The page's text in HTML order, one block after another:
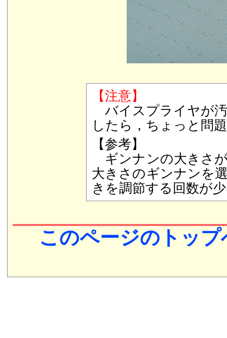
【注意】
バイスプライヤが
したら，ちょっと問
【参考】
ギンナンの大きさ
大きさのギンナンを
きを調節する回数が
このページのトップ